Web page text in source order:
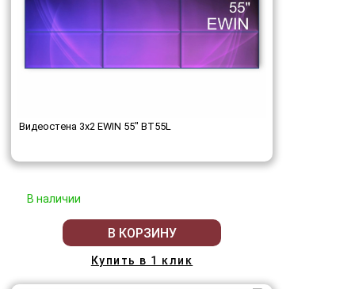
Видеостена 3x2 EWIN 55" BT55L
В наличии
В КОРЗИНУ
Купить в 1 клик